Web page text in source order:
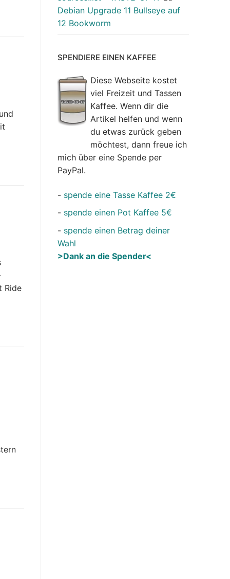
Ride
Debian Upgrade 11 Bullseye auf
12 Bookworm
SPENDIERE EINEN KAFFEE
Diese Webseite kostet
viel Freizeit und Tassen
Kaffee. Wenn dir die
Artikel helfen und wenn
du etwas zurück geben
möchtest, dann freue ich
mich über eine Spende per
PayPal.
- spende eine Tasse Kaffee 2€
- spende einen Pot Kaffee 5€
- spende einen Betrag deiner
Wahl
>Dank an die Spender<